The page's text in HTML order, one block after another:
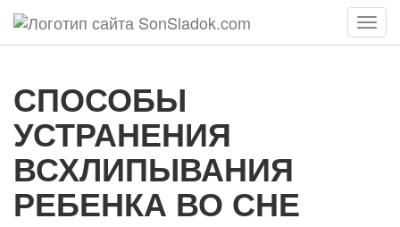
Меню
СПОСОБЫ
УСТРАНЕНИЯ
ВСХЛИПЫВАНИЯ
РЕБЕНКА ВО СНЕ